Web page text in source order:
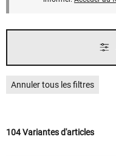
Annuler tous les filtres
104 Variantes d'articles